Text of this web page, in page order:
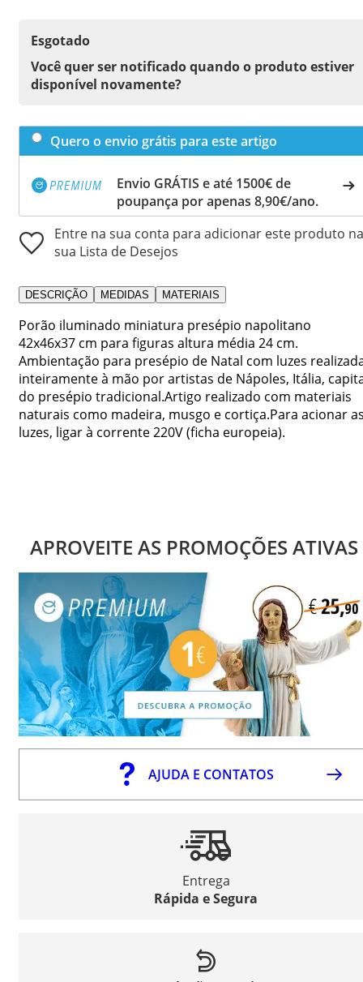
Esgotado
Você quer ser notificado quando o produto estiver
disponível novamente?
Quero o envio grátis para este artigo
Envio GRÁTIS e até 1500€ de
poupança por apenas 8,90€/ano.
Entre na sua conta para adicionar este produto na
sua Lista de Desejos
DESCRIÇÃO MEDIDAS MATERIAIS
Porão iluminado miniatura presépio napolitano
42x46x37 cm para figuras altura média 24 cm.
Ambientação para presépio de Natal com luzes
inteiramente à mão por artistas de Nápoles, Itália,
do presépio tradicional.Artigo realizado com materiais
naturais como madeira, musgo e cortiça.Para acionar
luzes, ligar à corrente 220V (ficha europeia).
APROVEITE AS PROMOÇÕES ATIVAS
AJUDA E CONTATOS
Entrega
Rápida e Segura